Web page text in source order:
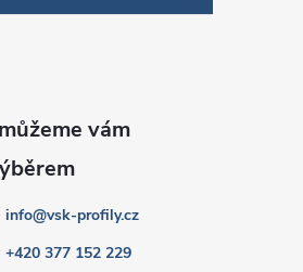
info@vsk-profily.cz
+420 377 152 229